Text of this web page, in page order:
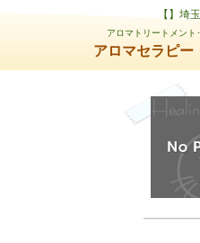
【】埼
アロマトリートメント
アロマセラピー